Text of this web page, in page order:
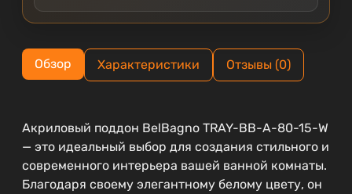
Обзор Характеристики Отзывы (0)
Акриловый поддон BelBagno TRAY-BB-A-80-15-W
— это идеальный выбор для создания стильного и
современного интерьера вашей ванной комнаты.
Благодаря своему элегантному белому цвету, он